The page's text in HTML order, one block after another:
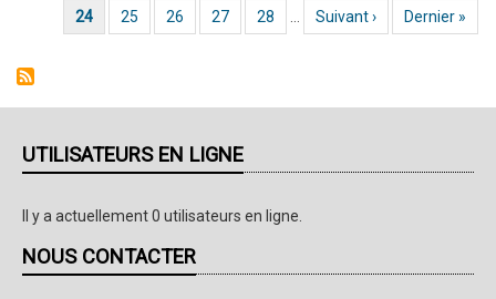
n°194
Page courante
24 Page
25 Page
26 Page
27 Page
28 Page suivante
Suivant › Dernière page
Dernier »
UTILISATEURS EN LIGNE
Il y a actuellement 0 utilisateurs en ligne.
NOUS CONTACTER